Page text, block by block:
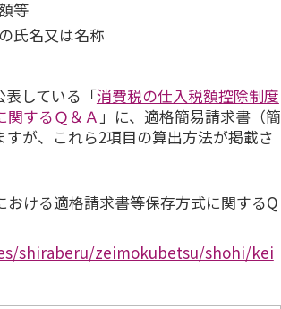
等
氏名又は名称
表している「消費税の仕入税額控除制度
関するＱ＆Ａ」に、適格簡易請求書（簡
が、これら2項目の算出方法が掲載さ
ける適格請求書等保存方式に関するQ
shiraberu/zeimokubetsu/shohi/kei